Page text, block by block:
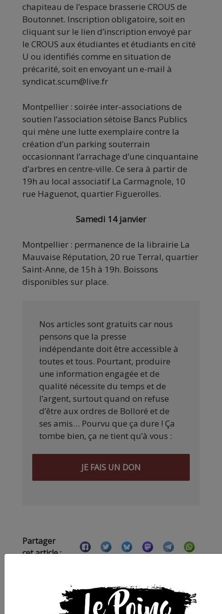
chapiteau de l’espace brasserie CROUS de
Boutonnet. Inscription obligatoire, soit en
cliquant sur le lien d’inscription envoyé par
le CROUS aux étudiantes et étudiants en cité
U ou identifiés comme en situation de
précarité, soit en envoyant un e-mail à
syndicat.scum@live.fr
Montpellier : soirée inter-associations de
soutien l’association sétoise Bancs Publics
qui mène une lutte exemplaire contre la
création d’un parking souterrain
occasionnant l’arrachage d’une cinquantaine
d’arbres en centre-ville. Ce sera à partir de
19h au local associatif La Carmagnole, 10
rue Haguenot, quartier Figuerolles.
Samedi 14 janvier
Montpellier : permanence de la librairie La
Mauvaise Réputation, 20 rue Terral, quartier
Saint-Anne, de 15h à 19h. Boissons
disponibles sur place.
Nos articles sont gratuits car nous
pensons que la presse
indépendante doit être accessible à
toutes et tous. Pourtant, produire
une information engagée et de
qualité nécessite du temps et de
l’argent, surtout quand on refuse
d’être aux ordres de Bolloré et de
ses amis… Pourvu que ça dure ! Ça
tombe bien, ça ne tient qu’à vous :
JE FAIS UN DON
Partager
cet article :
ARTICLE SUIVANT :